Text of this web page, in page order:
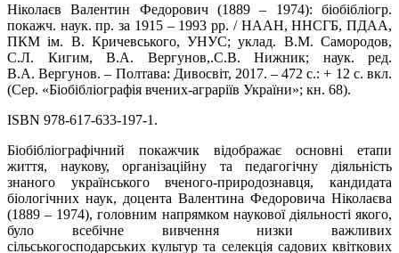
Ніколаєв Валентин Федорович (1889 – 1974): біобібліогр.
покажч. наук. пр. за 1915 – 1993 рр. / НААН, ННСГБ, ПДАА,
ПКМ ім. В. Кричевського, УНУС; уклад. В.М. Самородов,
С.Л. Кигим, В.А. Вергунов,.С.В. Нижник; наук. ред.
В.А. Вергунов. – Полтава: Дивосвіт, 2017. – 472 с.: + 12 с. вкл.
(Сер. «Біобібліографія вчених-аграріїв України»; кн. 68).
ISBN 978-617-633-197-1.
Біобібліографічний покажчик відображає основні етапи
життя, наукову, організаційну та педагогічну діяльність
знаного українського вченого-природознавця, кандидата
біологічних наук, доцента Валентина Федоровича Ніколаєва
(1889 – 1974), головним напрямком наукової діяльності якого,
було всебічне вивчення низки важливих
сільськогосподарських культур та селекція садових квіткових